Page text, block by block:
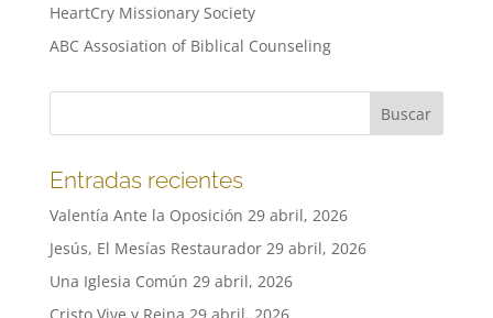
HeartCry Missionary Society
ABC Assosiation of Biblical Counseling
Entradas recientes
Valentía Ante la Oposición 29 abril, 2026
Jesús, El Mesías Restaurador 29 abril, 2026
Una Iglesia Común 29 abril, 2026